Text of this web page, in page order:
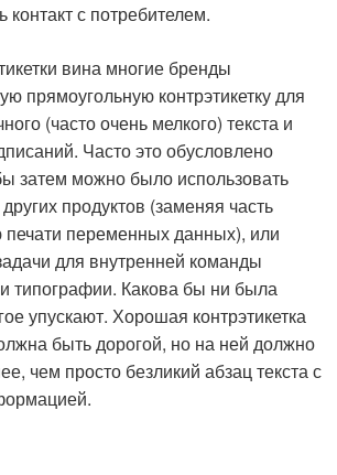
контакт с потребителем.
вина многие бренды
прямоугольную контрэтикетку для
(часто очень мелкого) текста и
Часто это обусловлено
затем можно было использовать
продуктов (заменяя часть
переменных данных), или
для внутренней команды
типографии. Какова бы ни была
упускают. Хорошая контрэтикетка
быть дорогой, но на ней должно
чем просто безликий абзац текста с